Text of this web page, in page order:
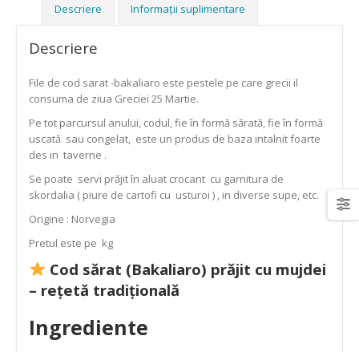
Descriere Informații suplimentare
Descriere
File de cod sarat -bakaliaro este pestele pe care grecii il
consuma de ziua Greciei 25 Martie.
Pe tot parcursul anului, codul, fie în formă sărată, fie în formă
uscată sau congelat, este un produs de baza intalnit foarte
des in taverne .
Se poate servi prăjit în aluat crocant cu garnitura de
skordalia ( piure de cartofi cu usturoi ) , in diverse supe, etc.
Origine : Norvegia
Pretul este pe kg
Cod sărat (Bakaliaro) prăjit cu mujdei
– rețetă tradițională
Ingrediente